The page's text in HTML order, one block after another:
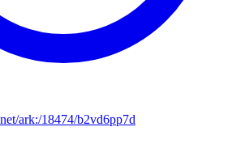
ark:/18474/b2vd6pp7d